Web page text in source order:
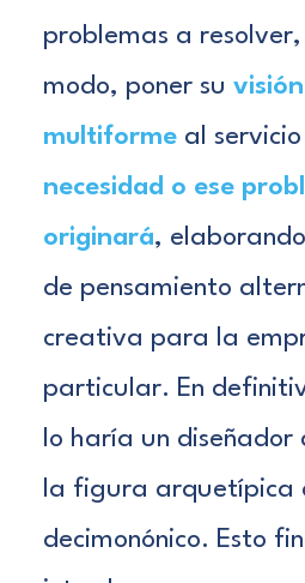
problemas a
modo, poner su
multiforme al
necesidad o ese
originará,
de pensamiento
creativa para la
particular. En
lo haría un diseñador
la figura arquetípica
decimonónico. Esto